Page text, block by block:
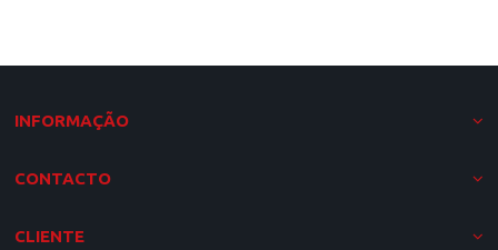
INFORMAÇÃO
CONTACTO
CLIENTE